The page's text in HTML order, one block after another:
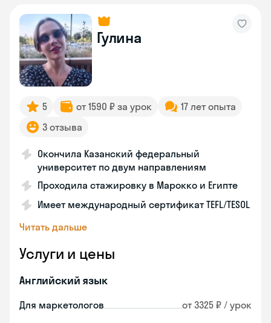
Гулина
5 от 1590 ₽ за урок
17 лет опыта
3 отзыва
Окончила Казанский федеральный
университет по двум направлениям
Проходила стажировку в Марокко и Египте
Имеет международный сертификат TEFL/TESOL
Читать дальше
Услуги и цены
Английский язык
Для маркетологов от 3325 ₽ / урок